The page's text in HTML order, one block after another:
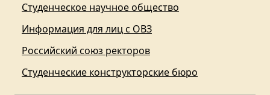
Студенческое научное общество
Информация для лиц с ОВЗ
Российский союз ректоров
Студенческие конструкторские бюро